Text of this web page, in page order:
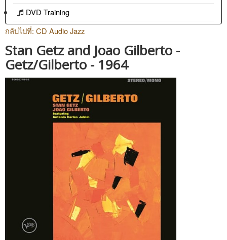
DVD Training
กลับไปที่: CD Audio Jazz
Stan Getz and Joao Gilberto -
Getz/Gilberto - 1964